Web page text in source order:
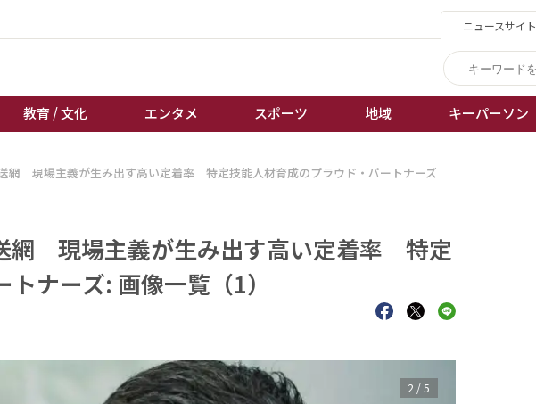
ニュースサイト
教育 / 文化 エンタメ スポーツ 地域 キーパーソン
経済 / ビジネス
エンタメ
スポーツ
誰もが輝いて働く社会へ
競輪
ボートレース
網 現場主義が生み出す高い定着率 特定技能人材育成のプラウド・パートナーズ
網 現場主義が生み出す高い定着率 特定
ナーズ: 画像一覧（1）
3 /5